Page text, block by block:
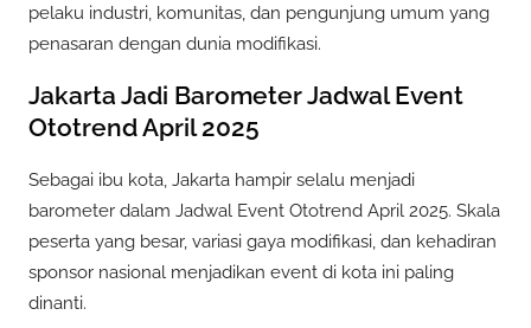
pelaku industri, komunitas, dan pengunjung umum yang
penasaran dengan dunia modifikasi.
Jakarta Jadi Barometer Jadwal Event
Ototrend April 2025
Sebagai ibu kota, Jakarta hampir selalu menjadi
barometer dalam Jadwal Event Ototrend April 2025. Skala
peserta yang besar, variasi gaya modifikasi, dan kehadiran
sponsor nasional menjadikan event di kota ini paling
dinanti.